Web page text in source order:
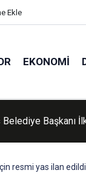
Ekle
EKONOMI
Kur'an kursu
resmi yas ilan edildi